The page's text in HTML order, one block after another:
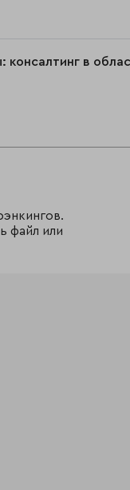
консалтинг в
файл или